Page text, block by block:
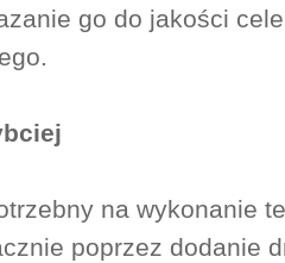
go do jakości
na wykonanie
poprzez dodanie